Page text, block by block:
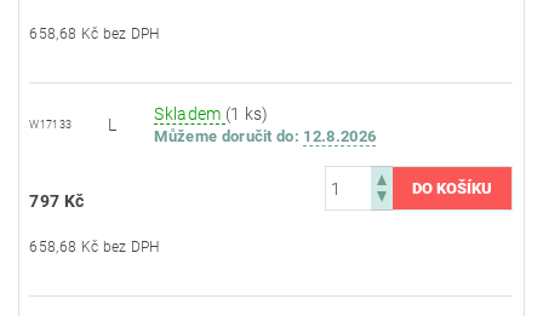
658,68 Kč bez DPH
W17133 L
Skladem (1 ks)
Můžeme doručit do: 12.8.2026
797 Kč
658,68 Kč bez DPH